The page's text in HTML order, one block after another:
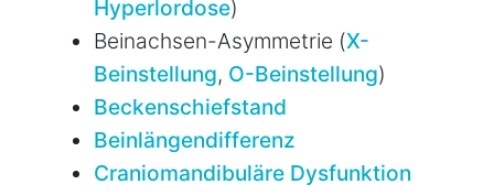
Hyperlordose)
Beinachsen-Asymmetrie (X-
Beinstellung, O-Beinstellung)
Beckenschiefstand
Beinlängendifferenz
Craniomandibuläre Dysfunktion